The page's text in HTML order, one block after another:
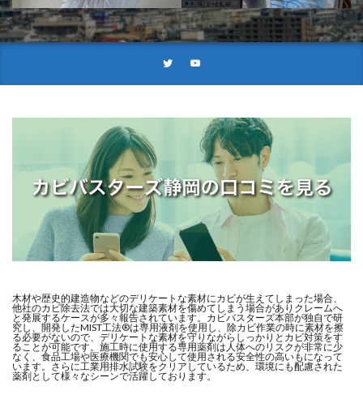
木材や歴史的建造物などのデリケートな素材にカビが生えてしまった場合、
他社のカビ除去法では大切な建築素材を傷めてしまう場合がありクレームへ
と発展するケースが多々報告されています。カビバスターズ本部が独自で研
究し、開発したMIST工法®は専用液剤を使用し、除カビ作業の時に素材を擦
る必要がないので、デリケートな素材を守りながらしっかりとカビ対策をす
ることが可能です。施工時に使用する専用薬剤は人体へのリスクが非常に少
なく、食品工場や医療機関でも安心して使用される安全性の高いもになって
います。さらに工業用排水試験をクリアしているため、環境にも配慮された
薬剤として様々なシーンで活躍しております。